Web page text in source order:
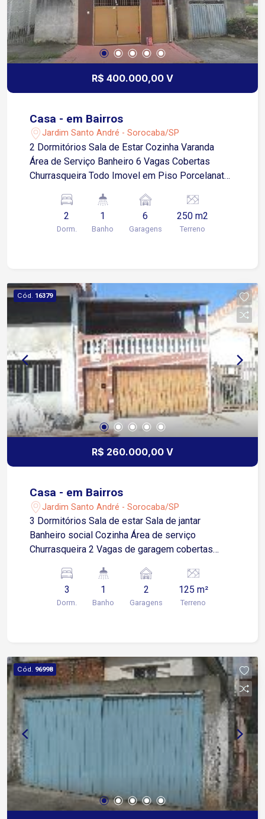
R$ 400.000,00 V
Casa - em Bairros
Jardim Santo André - Sorocaba/SP
2 Dormitórios Sala de Estar Cozinha Varanda
Área de Serviço Banheiro 6 Vagas Cobertas
Churrasqueira Todo Imovel em Piso Porcelanato
Menor Valor
2
Dorm.
1
Banho
6
Garagens
250 m2
Terreno
Cód. 16379
R$ 260.000,00 V
Casa - em Bairros
Jardim Santo André - Sorocaba/SP
3 Dormitórios Sala de estar Sala de jantar
Banheiro social Cozinha Área de serviço
Churrasqueira 2 Vagas de garagem cobertas
3
Dorm.
1
Banho
2
Garagens
125 m²
Terreno
Cód. 96998